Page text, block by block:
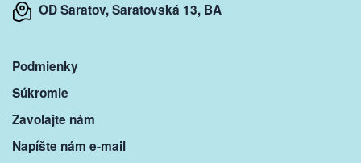
OD Saratov, Saratovská 13, BA
Podmienky
Súkromie
Zavolajte nám
Napíšte nám e-mail